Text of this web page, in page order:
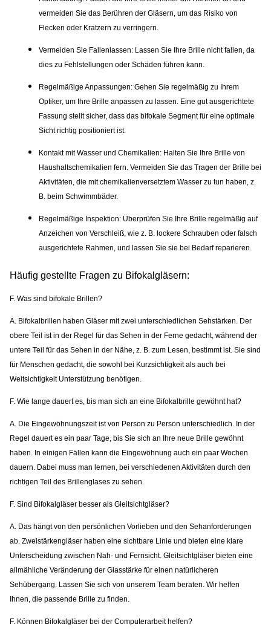
vermeiden Sie das Berühren der Gläsern, um das Risiko von
Flecken oder Kratzern zu verringern.
Vermeiden Sie Fallenlassen: Lassen Sie Ihre Brille nicht fallen, da
dies zu Fehlstellungen oder Schäden führen kann.
Regelmäßige Anpassungen: Gehen Sie regelmäßig zu Ihrem
Optiker, um Ihre Brille anpassen zu lassen. Eine gut ausgerichtete
Fassung stellt sicher, dass das bifokale Segment für eine optimale
Sicht richtig positioniert ist.
Kontakt mit Wasser und Chemikalien: Halten Sie Ihre Brille von
Haushaltschemikalien fern. Vermeiden Sie das Tragen der Brille bei
Aktivitäten, die mit chemikalienversetztem Wasser zu tun haben, z.
B. beim Schwimmbäder.
Regelmäßige Inspektion: Überprüfen Sie Ihre Brille regelmäßig auf
Anzeichen von Verschleiß, wie z. B. lockere Schrauben oder falsch
ausgerichtete Rahmen, und lassen Sie sie bei Bedarf reparieren.
Häufig gestellte Fragen zu Bifokalgläsern:
F. Was sind bifokale Brillen?
A. Bifokalbrillen haben Gläser mit zwei unterschiedlichen Sehstärken. Der
obere Teil ist in der Regel für das Sehen in der Ferne gedacht, während der
untere Teil für das Sehen in der Nähe, z. B. zum Lesen, bestimmt ist. Sie sind
für Menschen gedacht, die sowohl bei Kurzsichtigkeit als auch bei
Weitsichtigkeit Unterstützung benötigen.
F. Wie lange dauert es, bis man sich an eine Bifokalbrille gewöhnt hat?
A. Die Eingewöhnungszeit ist von Person zu Person unterschiedlich. In der
Regel dauert es ein paar Tage, bis Sie sich an Ihre neue Brille gewöhnt
haben. In einigen Fällen kann die Eingewöhnung auch ein paar Wochen
dauern. Dabei muss man lernen, bei verschiedenen Aktivitäten durch den
richtigen Teil des Brillenglases zu sehen.
F. Sind Bifokalgläser besser als Gleitsichtgläser?
A. Das hängt von den persönlichen Vorlieben und den Sehanforderungen
ab. Zweistärkengläser haben eine sichtbare Linie und bieten eine klare
Unterscheidung zwischen Nah- und Fernsicht. Gleitsichtgläser bieten eine
allmähliche Veränderung der Glasstärke für einen natürlicheren
Sehübergang. Lassen Sie sich von unserem Team beraten. Wir helfen
Ihnen, die passende Brille zu finden.
F. Können Bifokalgläser bei der Computerarbeit helfen?